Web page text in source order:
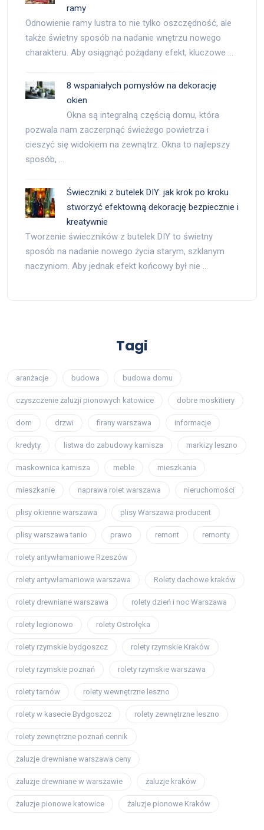
ramy
Odnowienie ramy lustra to nie tylko oszczędność, ale
także świetny sposób na nadanie wnętrzu nowego
charakteru. Aby osiągnąć pożądany efekt, kluczowe …
8 wspaniałych pomysłów na dekorację
okien
Okna są integralną częścią domu, która
pozwala nam zaczerpnąć świeżego powietrza i
cieszyć się widokiem na zewnątrz. Okna to najlepszy
sposób, …
Świeczniki z butelek DIY: jak krok po kroku
stworzyć efektowną dekorację bezpiecznie i
kreatywnie
Tworzenie świeczników z butelek DIY to świetny
sposób na nadanie nowego życia starym, szklanym
naczyniom. Aby jednak efekt końcowy był nie …
Tagi
aranżacje budowa budowa domu
czyszczenie żaluzji pionowych katowice dobre moskitiery
dom drzwi firany warszawa informacje
kredyty listwa do zabudowy karnisza markizy leszno
maskownica karnisza meble mieszkania
mieszkanie naprawa rolet warszawa nieruchomości
plisy okienne warszawa plisy Warszawa producent
plisy warszawa tanio prawo remont remonty
rolety antywłamaniowe Rzeszów
rolety antywłamaniowe warszawa Rolety dachowe kraków
rolety drewniane warszawa rolety dzień i noc Warszawa
rolety legionowo rolety Ostrołęka
rolety rzymskie bydgoszcz rolety rzymskie Kraków
rolety rzymskie poznań rolety rzymskie warszawa
rolety tarnów rolety wewnętrzne leszno
rolety w kasecie Bydgoszcz rolety zewnętrzne leszno
rolety zewnętrzne poznań cennik
żaluzje drewniane warszawa ceny
żaluzje drewniane w warszawie żaluzje kraków
żaluzje pionowe katowice żaluzje pionowe Kraków